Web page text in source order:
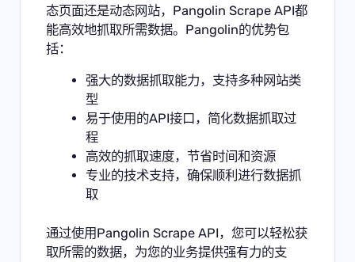
态页面还是动态网站，Pangolin Scrape API都
能高效地抓取所需数据。Pangolin的优势包
括：
强大的数据抓取能力，支持多种网站类
型
易于使用的API接口，简化数据抓取过
程
高效的抓取速度，节省时间和资源
专业的技术支持，确保顺利进行数据抓
取
通过使用Pangolin Scrape API，您可以轻松获
取所需的数据，为您的业务提供强有力的支